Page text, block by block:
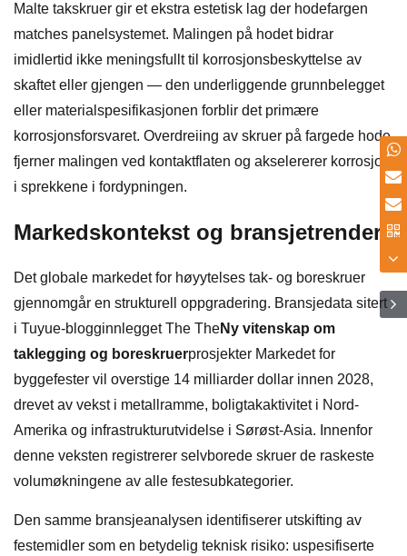
Malte takskruer gir et ekstra estetisk lag der hodefargen
matches panelsystemet. Malingen på hodet bidrar
imidlertid ikke meningsfullt til korrosjonsbeskyttelse av
skaftet eller gjengen — den underliggende grunnbelegget
eller materialspesifikasjonen forblir det primære
korrosjonsforsvaret. Overdreiing av skruer på fargede hode
fjerner malingen ved kontaktflaten og akselererer korrosjon
i sprekkene i fordypningen.
Markedskontekst og bransjetrender
Det globale markedet for høyytelses tak- og boreskruer
gjennomgår en strukturell oppgradering. Bransjedata sitert
i Tuyue-blogginnlegget The TheNy vitenskap om
taklegging og boreskruerprosjekter Markedet for
byggefester vil overstige 14 milliarder dollar innen 2028,
drevet av vekst i metallramme, boligtakaktivitet i Nord-
Amerika og infrastrukturutvidelse i Sørøst-Asia. Innenfor
denne veksten registrerer selvborede skruer de raskeste
volumøkningene av alle festesubkategorier.
Den samme bransjeanalysen identifiserer utskifting av
festemidler som en betydelig teknisk risiko: uspesifiserte